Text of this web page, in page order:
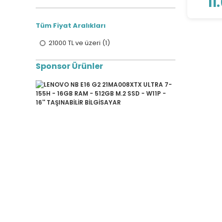
Tüm Fiyat Aralıkları
21000 TL ve üzeri (1)
Sponsor Ürünler